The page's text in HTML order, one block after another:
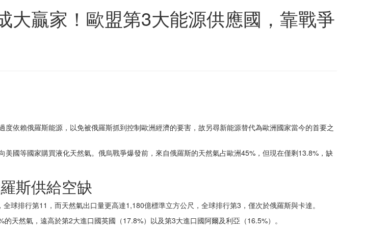
大贏家！歐盟第3大能源供應國，靠戰爭
依賴俄羅斯能源，以免被俄羅斯抓到控制歐洲經濟的要害，故另尋新能源替代為歐洲國家當今的首要之
國等國家購買液化天然氣。俄烏戰爭爆發前，來自俄羅斯的天然氣占歐洲45%，但現在僅剩13.8%，缺
斯供給空缺
球排行第11，而天然氣出口量更高達1,180億標準立方公尺，全球排行第3，僅次於俄羅斯與卡達。
天然氣，遠高於第2大進口國英國（17.8%）以及第3大進口國阿爾及利亞（16.5%）。